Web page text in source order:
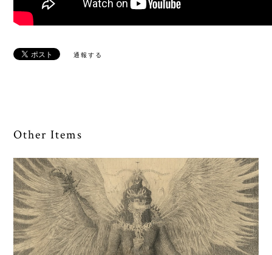
通報する
Other Items